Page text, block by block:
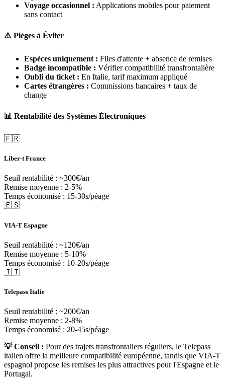
Voyage occasionnel : Applications mobiles pour paiement
sans contact
⚠️ Pièges à Éviter
Espèces uniquement : Files d'attente + absence de remises
Badge incompatible : Vérifier compatibilité transfrontalière
Oubli du ticket : En Italie, tarif maximum appliqué
Cartes étrangères : Commissions bancaires + taux de
change
📊 Rentabilité des Systèmes Électroniques
🇫🇷
Liber-t France
Seuil rentabilité : ~300€/an
Remise moyenne : 2-5%
Temps économisé : 15-30s/péage
🇪🇸
VIA-T Espagne
Seuil rentabilité : ~120€/an
Remise moyenne : 5-10%
Temps économisé : 10-20s/péage
🇮🇹
Telepass Italie
Seuil rentabilité : ~200€/an
Remise moyenne : 2-8%
Temps économisé : 20-45s/péage
💡 Conseil : Pour des trajets transfrontaliers réguliers, le Telepass
italien offre la meilleure compatibilité européenne, tandis que VIA-T
espagnol propose les remises les plus attractives pour l'Espagne et le
Portugal.